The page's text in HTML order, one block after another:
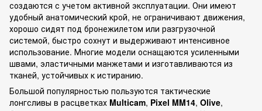
создаются с учетом активной эксплуатации. Они имеют
удобный анатомический крой, не ограничивают движения,
хорошо сидят под бронежилетом или разгрузочной
системой, быстро сохнут и выдерживают интенсивное
использование. Многие модели оснащаются усиленными
швами, эластичными манжетами и изготавливаются из
тканей, устойчивых к истиранию.
Большой популярностью пользуются тактические
лонгсливы в расцветках Multicam, Pixel MM14, Olive,